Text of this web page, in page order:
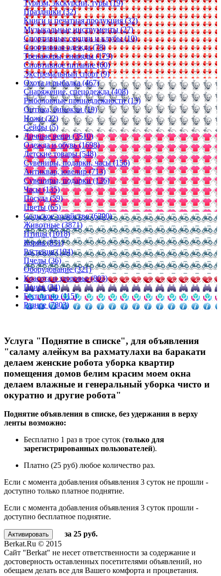
Туризм, экскурсии, туры (19)
Праздники (32)
Книги и печатная продукция (32)
Музыкальные инструменты (27)
Спортивные секции и клубы (10)
Спортивная одежда (78)
Тренажеры, снаряды (179)
Спортивное питание (60)
Экстремальный спорт (9)
Охота и рыбалка (467)
Снаряжение, спецодежда (408)
Рыболовные принадлежности (13)
Оптика, бинокли (19)
Ножи (22)
Сейфы (5)
Личные вещи (3510)
Одежда и обувь (1698)
Детские товары (548)
Сувениры, подарки, часы (156)
Антиквар, ювелир (713)
Сувениры, подарки (136)
Часы (135)
Посуда (59)
Цветы (65)
Сельское хозяйство (6300)
Животные (3871)
Птицы (1018)
Корма (851)
Растения (194)
Пчелы (36)
Оборудование (321)
Красота и здоровье (803)
Поиск (34)
Бесплатно (115)
Разное (7803)
Услуга "Поднятие в списке", для объявления
"саламу алейкум ва рахматулахи ва баракати
делаем женские робота уборка квартир
помещения домов белим красим моем окна
делаем влажные и генеральный уборка чисто и
окуратно и другие робота"
Поднятие объявления в списке, без удержания в верху
ленты возможно:
Бесплатно 1 раз в трое суток (только для
зарегистрированных пользователей).
Платно (25 руб) любое количество раз.
Если с момента добавления объявления 3 суток не прошли -
доступно только платное поднятие.
Если с момента добавления объявления 3 суток прошли -
доступно бесплатное поднятие.
за 25 руб.
Berkat.Ru © 2015
Сайт "Berkat" не несет ответственности за содержание и
достоверность оставленных посетителями объявлений, но
обещаем делать все для Вашего комфорта и процветания.